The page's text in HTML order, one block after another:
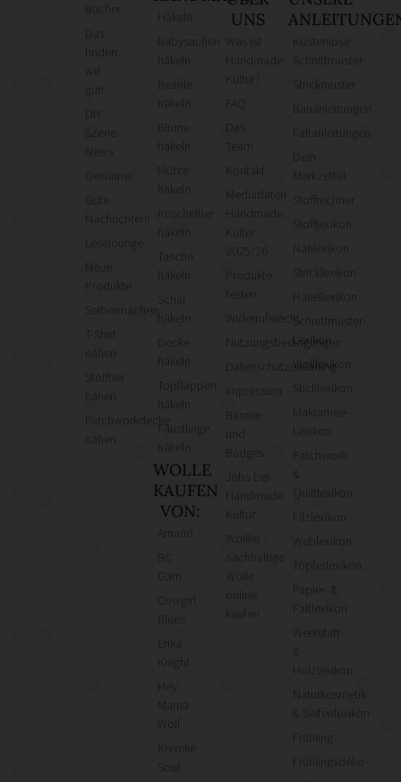
finden
gut!
News
Gute
Nachrichten!
Leselounge
Neue
Produkte
Selbermachen
T-Shirt
Stofftier
Patchworkdecke
häkeln
häkeln
Mütze
häkeln
Kuscheltier
Tasche
häkeln
häkeln
Topflappen
häkeln
Fäustlinge
häkeln
WOLLE
KAUFEN
VON:
Cowgirl
Knight
Mama
Wolf
Kremke
UNS
Was ist
Kultur?
Das
Team
Kontakt
Mediadaten
Kultur
2025/26
Produkte
testen
Widerrufsrecht
Nutzungsbedingungen
Datenschutzerklärung
Kultur
Wollke –
nachhaltige
kaufen
Kostenlose
Schnittmuster
Strickmuster
Bauanleitungen
Faltanleitungen
Merkzettel
Stoffrechner
Stofflexikon
Nählexikon
Stricklexikon
Häkellexikon
Schnittmuster-
Lexikon
Wolllexikon
Sticklexikon
Makramee-
Lexikon
Patchwork-
&
Quiltlexikon
Filzlexikon
Weblexikon
Töpferlexikon
Papier- &
Faltlexikon
Werkstatt-
&
Holzlexikon
Naturkosmetik-
& Seifenlexikon
Frühling
Frühlingsdeko